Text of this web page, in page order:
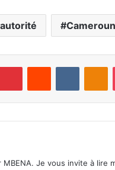
autorité Cameroun
MBENA. Je vous invite à lire